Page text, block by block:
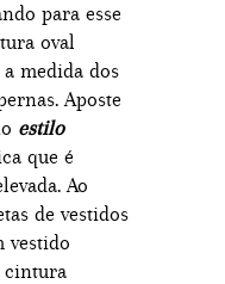
para esse
oval
medida dos
Aposte
estilo
que é
Ao
de vestidos
vestido
cintura